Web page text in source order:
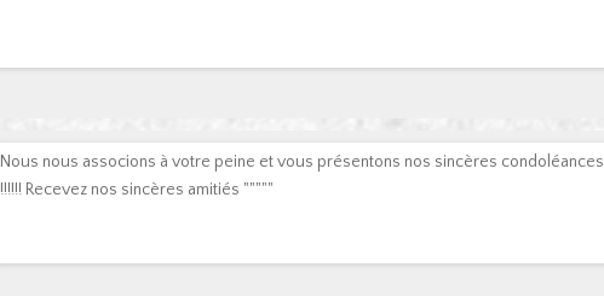
Nous nous associons à votre peine et vous présentons nos sincères condoléances
!!!!!! Recevez nos sincères amitiés """""